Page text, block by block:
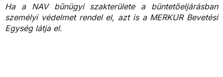
Ha a NAV bűnügyi szakterülete a büntetőeljárásban
személyi védelmet rendel el, azt is a MERKUR Bevetési
Egység látja el.